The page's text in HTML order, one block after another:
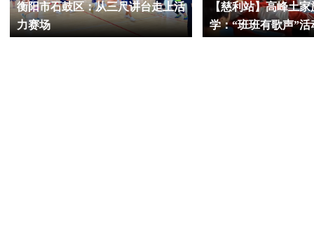
衡阳市石鼓区：从三尺讲台走上活
力赛场
【慈利站】高峰土
学：“班班有歌声”活